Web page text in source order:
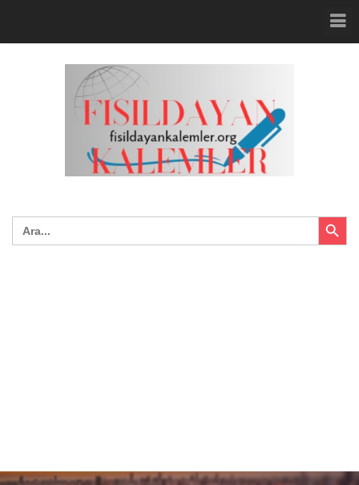
Search
for:
Search Button